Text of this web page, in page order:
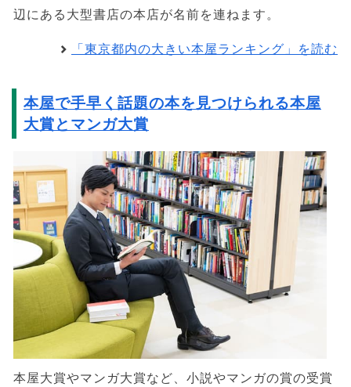
辺にある大型書店の本店が名前を連ねます。
「東京都内の大きい本屋ランキング」を読む
本屋で手早く話題の本を見つけられる本屋
大賞とマンガ大賞
本屋大賞やマンガ大賞など、小説やマンガの賞の受賞